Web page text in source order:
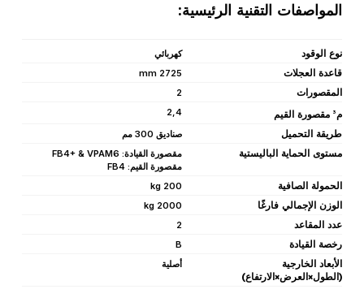
المواصفات التقنية الرئيسية:
نوع الوقود كهربائي
قاعدة العجلات 2725 mm
المقصورات 2
م 3مقصورة القيم 2,4
طريقة التحميل صناديق 300 مم
مستوى الحماية الباليستية
مقصورة القيادة: FB4+ & VPAM6
مقصورة القيم: FB4
الحمولة الصافية 200 kg
الوزن الإجمالي فارغًا 2000 kg
عدد المقاعد 2
رخصة القيادة B
الأبعاد الخارجية
(الطول×العرض×الارتفاع)
أصلية